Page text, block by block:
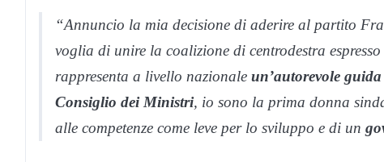
“Annuncio la mia decisione di aderire al partito
voglia di unire la coalizione di centrodestra
rappresenta a livello nazionale un’autorevole guida
Consiglio dei Ministri, io sono la prima donna
alle competenze come leve per lo sviluppo e di un